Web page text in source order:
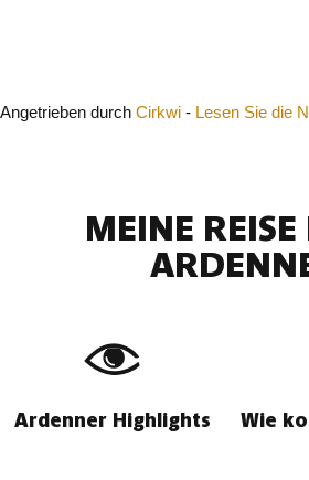
Angetrieben durch Cirkwi - Lesen Sie die
MEINE
Ardenner Highlights Wie